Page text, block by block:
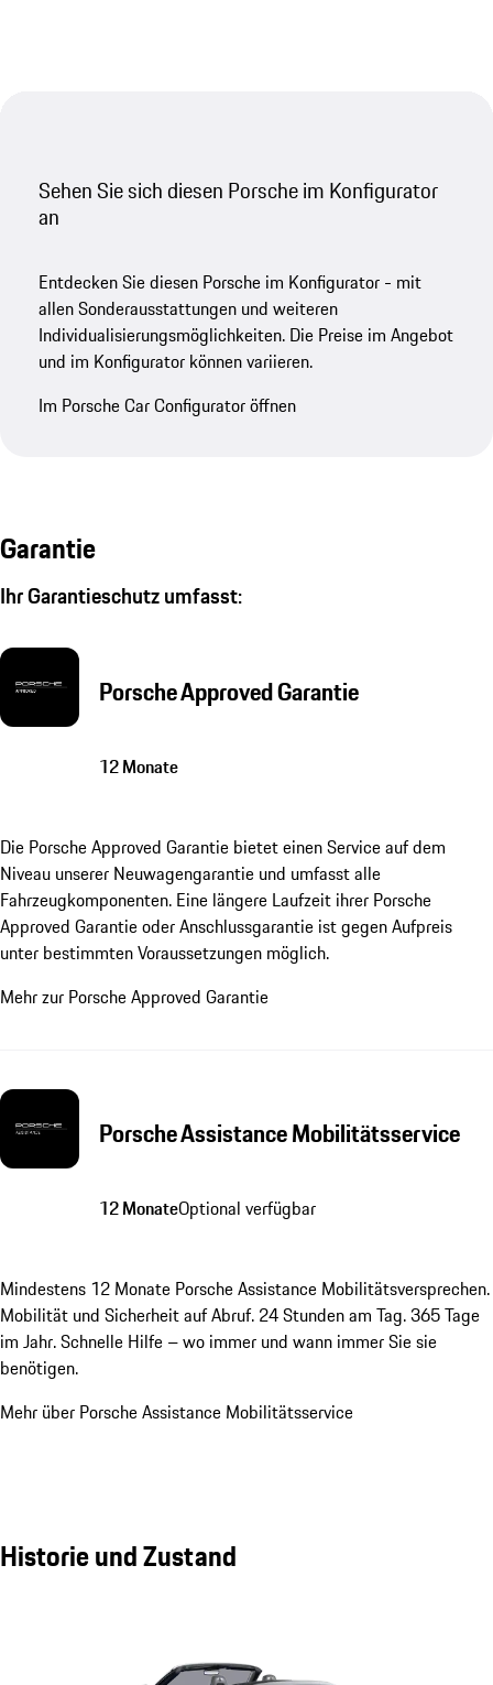
Sehen Sie sich diesen Porsche im Konfigurator
an
Entdecken Sie diesen Porsche im Konfigurator - mit
allen Sonderausstattungen und weiteren
Individualisierungsmöglichkeiten. Die Preise im Angebot
und im Konfigurator können variieren.
Im Porsche Car Configurator öffnen
Garantie
Ihr Garantieschutz umfasst:
Porsche Approved Garantie
12 Monate
Die Porsche Approved Garantie bietet einen Service auf dem
Niveau unserer Neuwagengarantie und umfasst alle
Fahrzeugkomponenten. Eine längere Laufzeit ihrer Porsche
Approved Garantie oder Anschlussgarantie ist gegen Aufpreis
unter bestimmten Voraussetzungen möglich.
Mehr zur Porsche Approved Garantie
Porsche Assistance Mobilitätsservice
12 MonateOptional verfügbar
Mindestens 12 Monate Porsche Assistance Mobilitätsversprechen.
Mobilität und Sicherheit auf Abruf. 24 Stunden am Tag. 365 Tage
im Jahr. Schnelle Hilfe – wo immer und wann immer Sie sie
benötigen.
Mehr über Porsche Assistance Mobilitätsservice
Historie und Zustand